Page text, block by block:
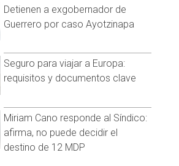
de la biodiversidad planetaria, en donde
de Guadalupe, tienen un lugar
del primer mes, del primer
una etapa histórica en donde la
continúa siendo una prioridad para el
fue uno de los más golpeados a nivel
urgentes los acuerdos, para fortalecer
para todos, puntualizó.
Detienen a exgobernador de
Guerrero por caso Ayotzinapa
Seguro para viajar a Europa:
requisitos y documentos clave
Miriam Cano responde al Síndico:
afirma, no puede decidir el
destino de 12 MDP